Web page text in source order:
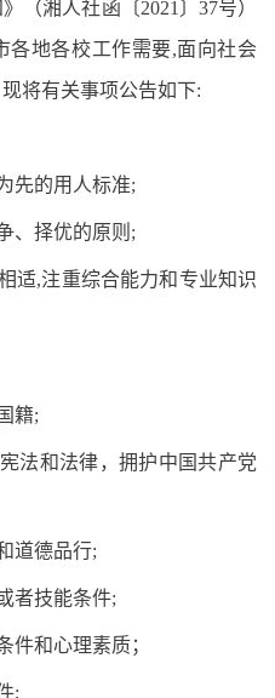
（湘人社函〔2021〕37号）
各地各校工作需要,面向社会
将有关事项公告如下:
先的用人标准;
、择优的原则;
适,注重综合能力和专业知识
籍;
法和法律，拥护中国共产党
道德品行;
者技能条件;
件和心理素质；
;